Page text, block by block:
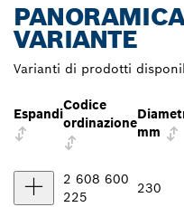
VARIANTE
Varianti di prodotti
Espandi
Codice
ordinazione
mm
2 608 600
225
230